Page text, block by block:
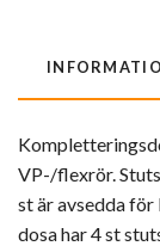
VP-/flexrör.
st är avsedda för
dosa har 4 st